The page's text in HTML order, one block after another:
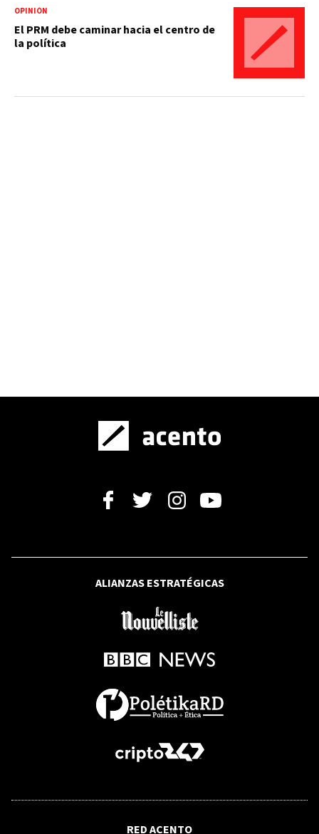
OPINIÓN
El PRM debe caminar hacia el centro de
la política
La indiscreción que aplazó la
Panamá será sede del Congreso de la
ALIANZAS ESTRATÉGICAS
RED ACENTO